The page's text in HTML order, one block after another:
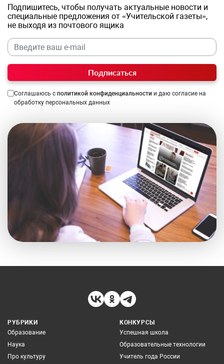
Подпишитесь, чтобы получать актуальные новости и
специальные предложения от «Учительской газеты»,
не выходя из почтового ящика
Подписаться
Соглашаюсь с политикой конфиденциальности и даю согласие на
обработку персональных данных
РУБРИКИ
Образование
Наука
Про культуру
КОНКУРСЫ
Успешная школа
Образовательные технологии
Учитель года России